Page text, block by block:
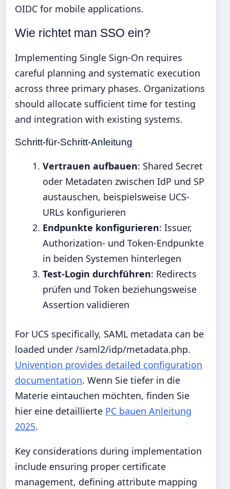
OIDC for mobile applications.
Wie richtet man SSO ein?
Implementing Single Sign-On requires
careful planning and systematic execution
across three primary phases. Organizations
should allocate sufficient time for testing
and integration with existing systems.
Schritt-für-Schritt-Anleitung
Vertrauen aufbauen: Shared Secret
oder Metadaten zwischen IdP und SP
austauschen, beispielsweise UCS-
URLs konfigurieren
Endpunkte konfigurieren: Issuer,
Authorization- und Token-Endpunkte
in beiden Systemen hinterlegen
Test-Login durchführen: Redirects
prüfen und Token beziehungsweise
Assertion validieren
For UCS specifically, SAML metadata can be
loaded under /saml2/idp/metadata.php.
Univention provides detailed configuration
documentation. Wenn Sie tiefer in die
Materie eintauchen möchten, finden Sie
hier eine detaillierte PC bauen Anleitung
2025.
Key considerations during implementation
include ensuring proper certificate
management, defining attribute mapping